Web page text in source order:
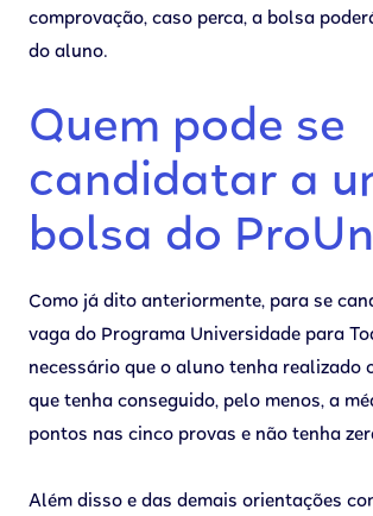
comprovação, caso perca, a bolsa
do aluno.
Quem pode se
candidatar a
bolsa do
Como já dito anteriormente, para se
vaga do Programa Universidade para
necessário que o aluno tenha realizado
que tenha conseguido, pelo menos, a
pontos nas cinco provas e não tenha
Além disso e das demais orientações